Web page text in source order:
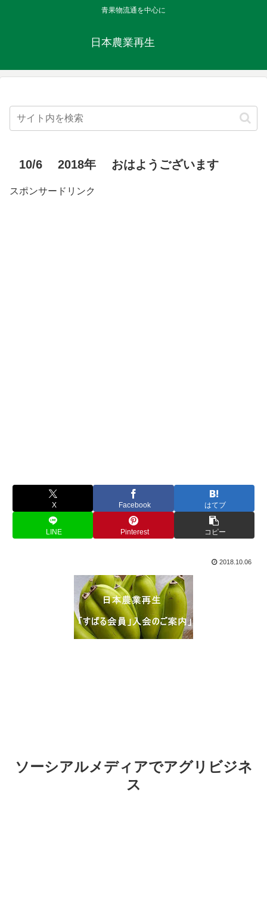
青果物流通を中心に
日本農業再生
10/6 2018年 おはようございます
スポンサードリンク
X Facebook はてブ
LINE Pinterest コピー
2018.10.06
ソーシアルメディアでアグリビジネ
ス